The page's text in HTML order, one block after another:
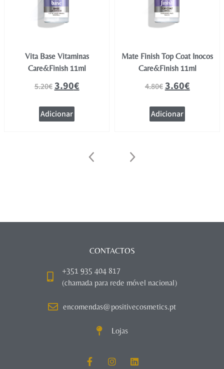
Vita Base Vitaminas
Care&Finish 11ml
5.20€ 3.90€
Adicionar
Mate Finish Top Coat Inocos
Care&Finish 11ml
4.80€3.60€
Adicionar
CONTACTOS
+351 935 404 817
(chamada para rede móvel nacional)
encomendas@positivecosmetics.pt
Lojas